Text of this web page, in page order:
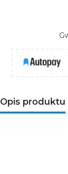
Opis produktu